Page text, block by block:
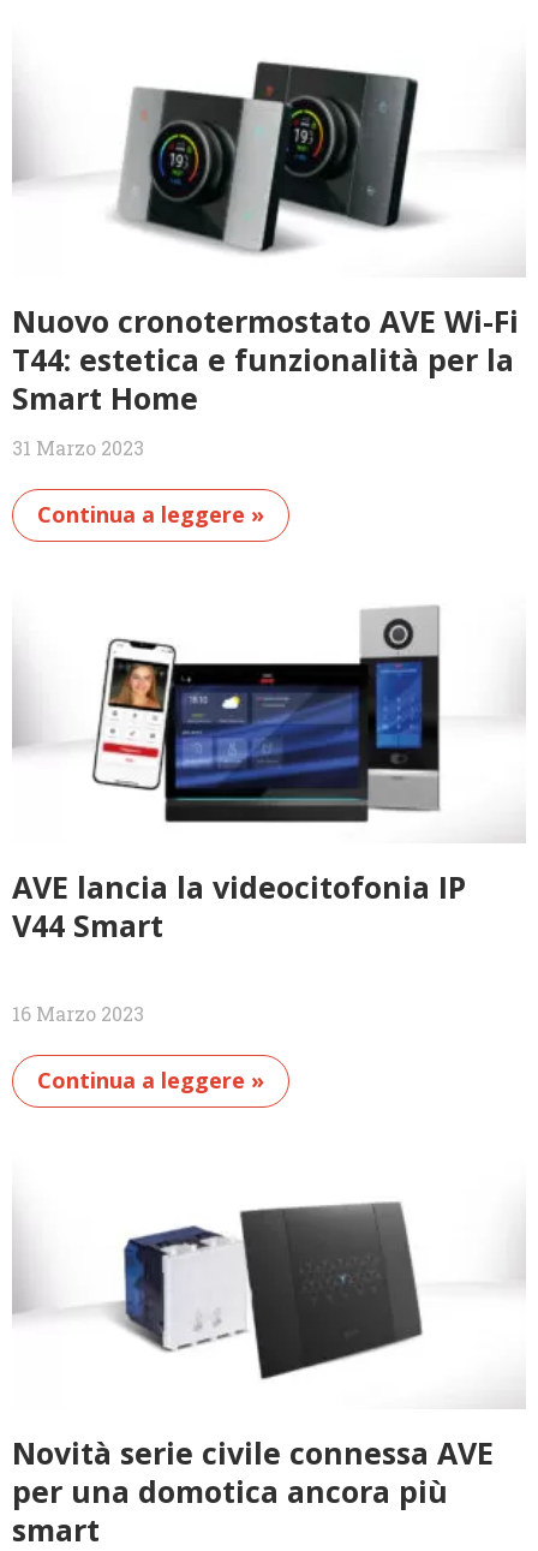
Nuovo cronotermostato AVE Wi-Fi
T44: estetica e funzionalità per la
Smart Home
31 Marzo 2023
Continua a leggere »
AVE lancia la videocitofonia IP
V44 Smart
16 Marzo 2023
Continua a leggere »
Novità serie civile connessa AVE
per una domotica ancora più
smart